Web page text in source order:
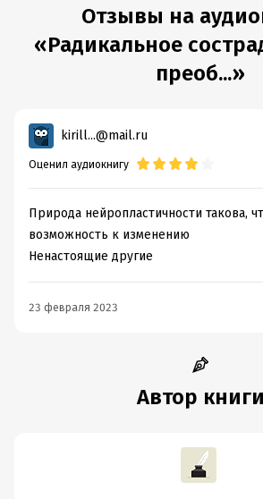
Отзывы на
«Радикальное
преоб...»
kirill...@mail.ru
Оценил аудиокнигу
Природа нейропластичности такова,
возможность к изменению
Ненастоящие другие
23 февраля 2023
Автор книги